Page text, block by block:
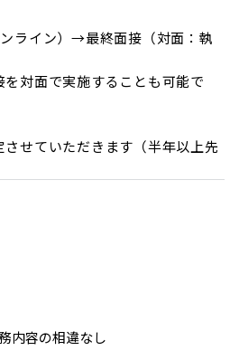
ライン）→最終面接（対面：執
対面で実施することも可能で
せていただきます（半年以上先
内容の相違なし